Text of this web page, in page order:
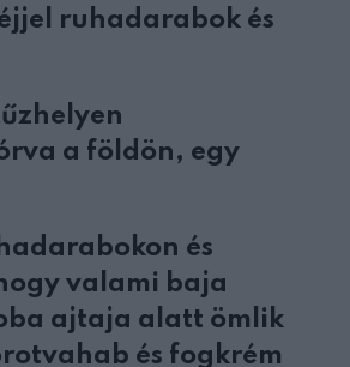
ruhadarabok és
a földön, egy
és
valami baja
ajtaja alatt ömlik
és fogkrém